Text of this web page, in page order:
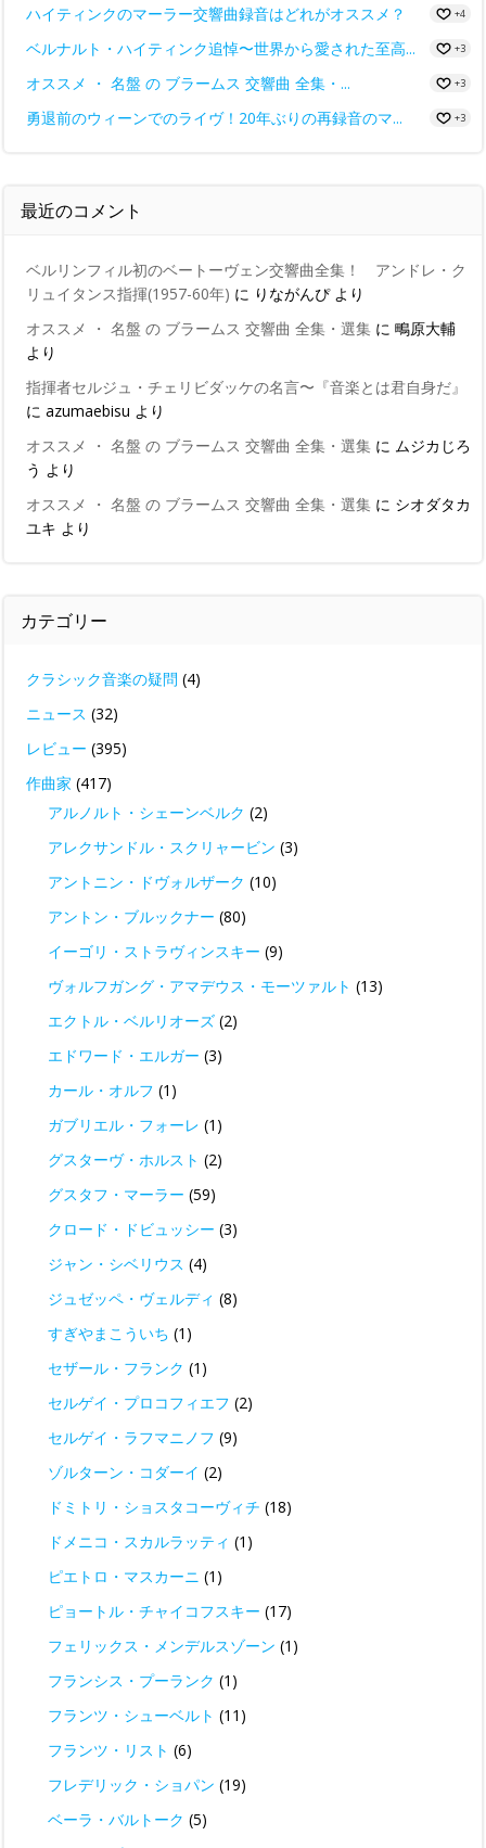
ハイティンクのマーラー交響曲録音はどれがオススメ？ +4
ベルナルト・ハイティンク追悼〜世界から愛された至高... +3
オススメ ・ 名盤 の ブラームス 交響曲 全集・... +3
勇退前のウィーンでのライヴ！20年ぶりの再録音のマ... +3
最近のコメント
ベルリンフィル初のベートーヴェン交響曲全集！ アンドレ・ク
リュイタンス指揮(1957-60年) に りながんぴより
オススメ ・ 名盤 の ブラームス 交響曲 全集・選集 に 鴫原大輔
より
指揮者セルジュ・チェリビダッケの名言〜『音楽とは君自身だ』
に azumaebisu より
オススメ ・ 名盤 の ブラームス 交響曲 全集・選集 に ムジカじろ
う より
オススメ ・ 名盤 の ブラームス 交響曲 全集・選集 に シオダタカ
ユキ より
カテゴリー
クラシック音楽の疑問 (4)
ニュース (32)
レビュー (395)
作曲家 (417)
アルノルト・シェーンベルク (2)
アレクサンドル・スクリャービン (3)
アントニン・ドヴォルザーク (10)
アントン・ブルックナー (80)
イーゴリ・ストラヴィンスキー (9)
ヴォルフガング・アマデウス・モーツァルト (13)
エクトル・ベルリオーズ (2)
エドワード・エルガー (3)
カール・オルフ (1)
ガブリエル・フォーレ (1)
グスターヴ・ホルスト (2)
グスタフ・マーラー (59)
クロード・ドビュッシー (3)
ジャン・シベリウス (4)
ジュゼッペ・ヴェルディ (8)
すぎやまこういち (1)
セザール・フランク (1)
セルゲイ・プロコフィエフ (2)
セルゲイ・ラフマニノフ (9)
ゾルターン・コダーイ (2)
ドミトリ・ショスタコーヴィチ (18)
ドメニコ・スカルラッティ (1)
ピエトロ・マスカーニ (1)
ピョートル・チャイコフスキー (17)
フェリックス・メンデルスゾーン (1)
フランシス・プーランク (1)
フランツ・シューベルト (11)
フランツ・リスト (6)
フレデリック・ショパン (19)
ベーラ・バルトーク (5)